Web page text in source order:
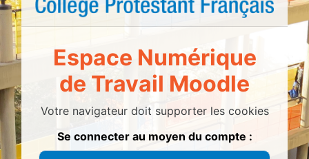
Espace Numérique
de Travail Moodle
Votre navigateur doit supporter les cookies
Se connecter au moyen du compte :